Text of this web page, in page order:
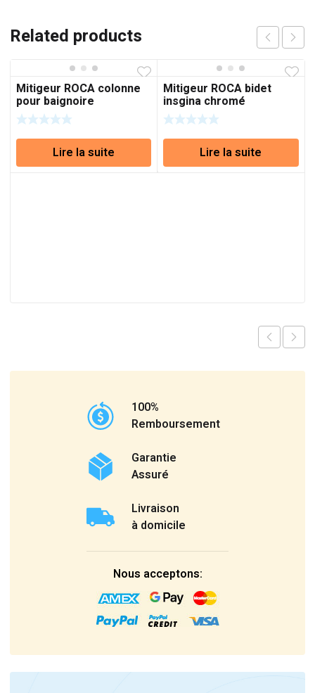
Related products
Mitigeur ROCA colonne
pour baignoire
Lire la suite
Mitigeur ROCA bidet
insgina chromé
Lire la suite
100%
Remboursement
Garantie
Assuré
Livraison
à domicile
Nous acceptons: